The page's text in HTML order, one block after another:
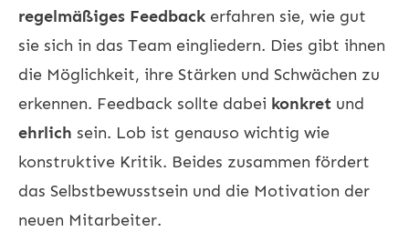
regelmäßiges Feedback erfahren sie, wie gut
sie sich in das Team eingliedern. Dies gibt ihnen
die Möglichkeit, ihre Stärken und Schwächen zu
erkennen. Feedback sollte dabei konkret und
ehrlich sein. Lob ist genauso wichtig wie
konstruktive Kritik. Beides zusammen fördert
das Selbstbewusstsein und die Motivation der
neuen Mitarbeiter.